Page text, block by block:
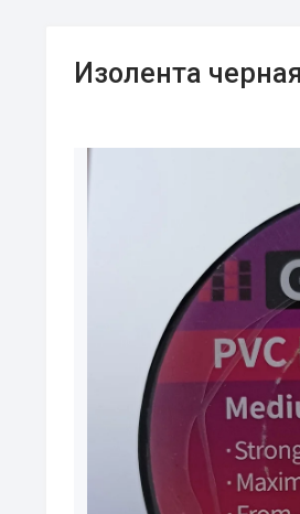
Изолента